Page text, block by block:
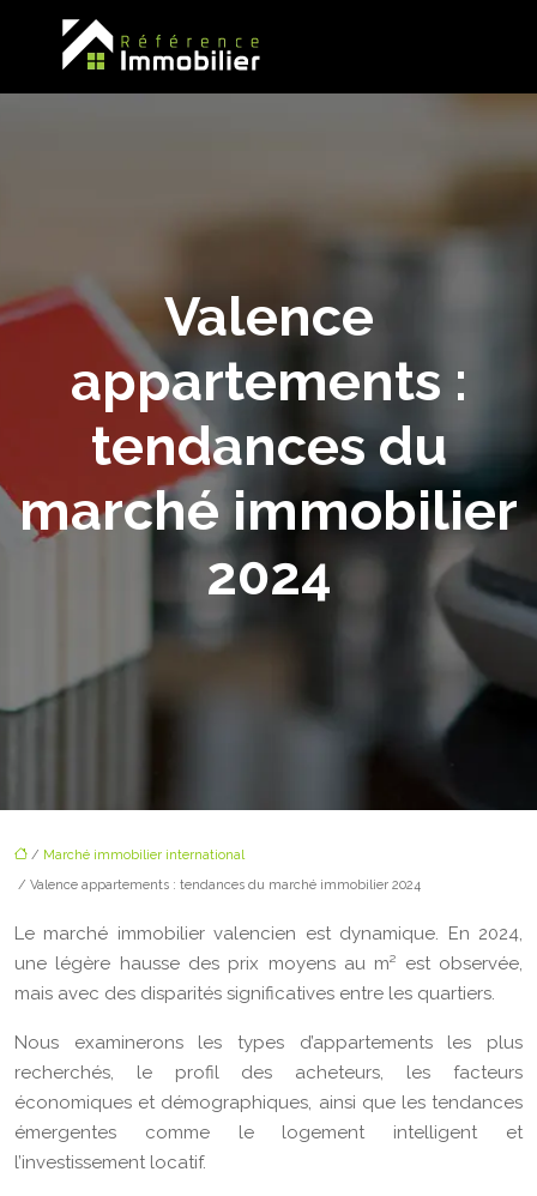
Valence
appartements :
tendances du
marché immobilier
2024
/ Marché immobilier international
/ Valence appartements : tendances du marché immobilier 2024
Le marché immobilier valencien est dynamique. En 2024,
une légère hausse des prix moyens au m² est observée,
mais avec des disparités significatives entre les quartiers.
Nous examinerons les types d’appartements les plus
recherchés, le profil des acheteurs, les facteurs
économiques et démographiques, ainsi que les tendances
émergentes comme le logement intelligent et
l’investissement locatif.